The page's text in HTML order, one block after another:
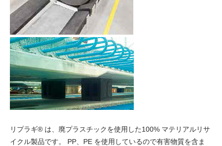
リプラギ® は、廃プラスチックを使用した100% マテリアルリサ
イクル製品です。
PP、PE を使用しているので有害物質を含ま